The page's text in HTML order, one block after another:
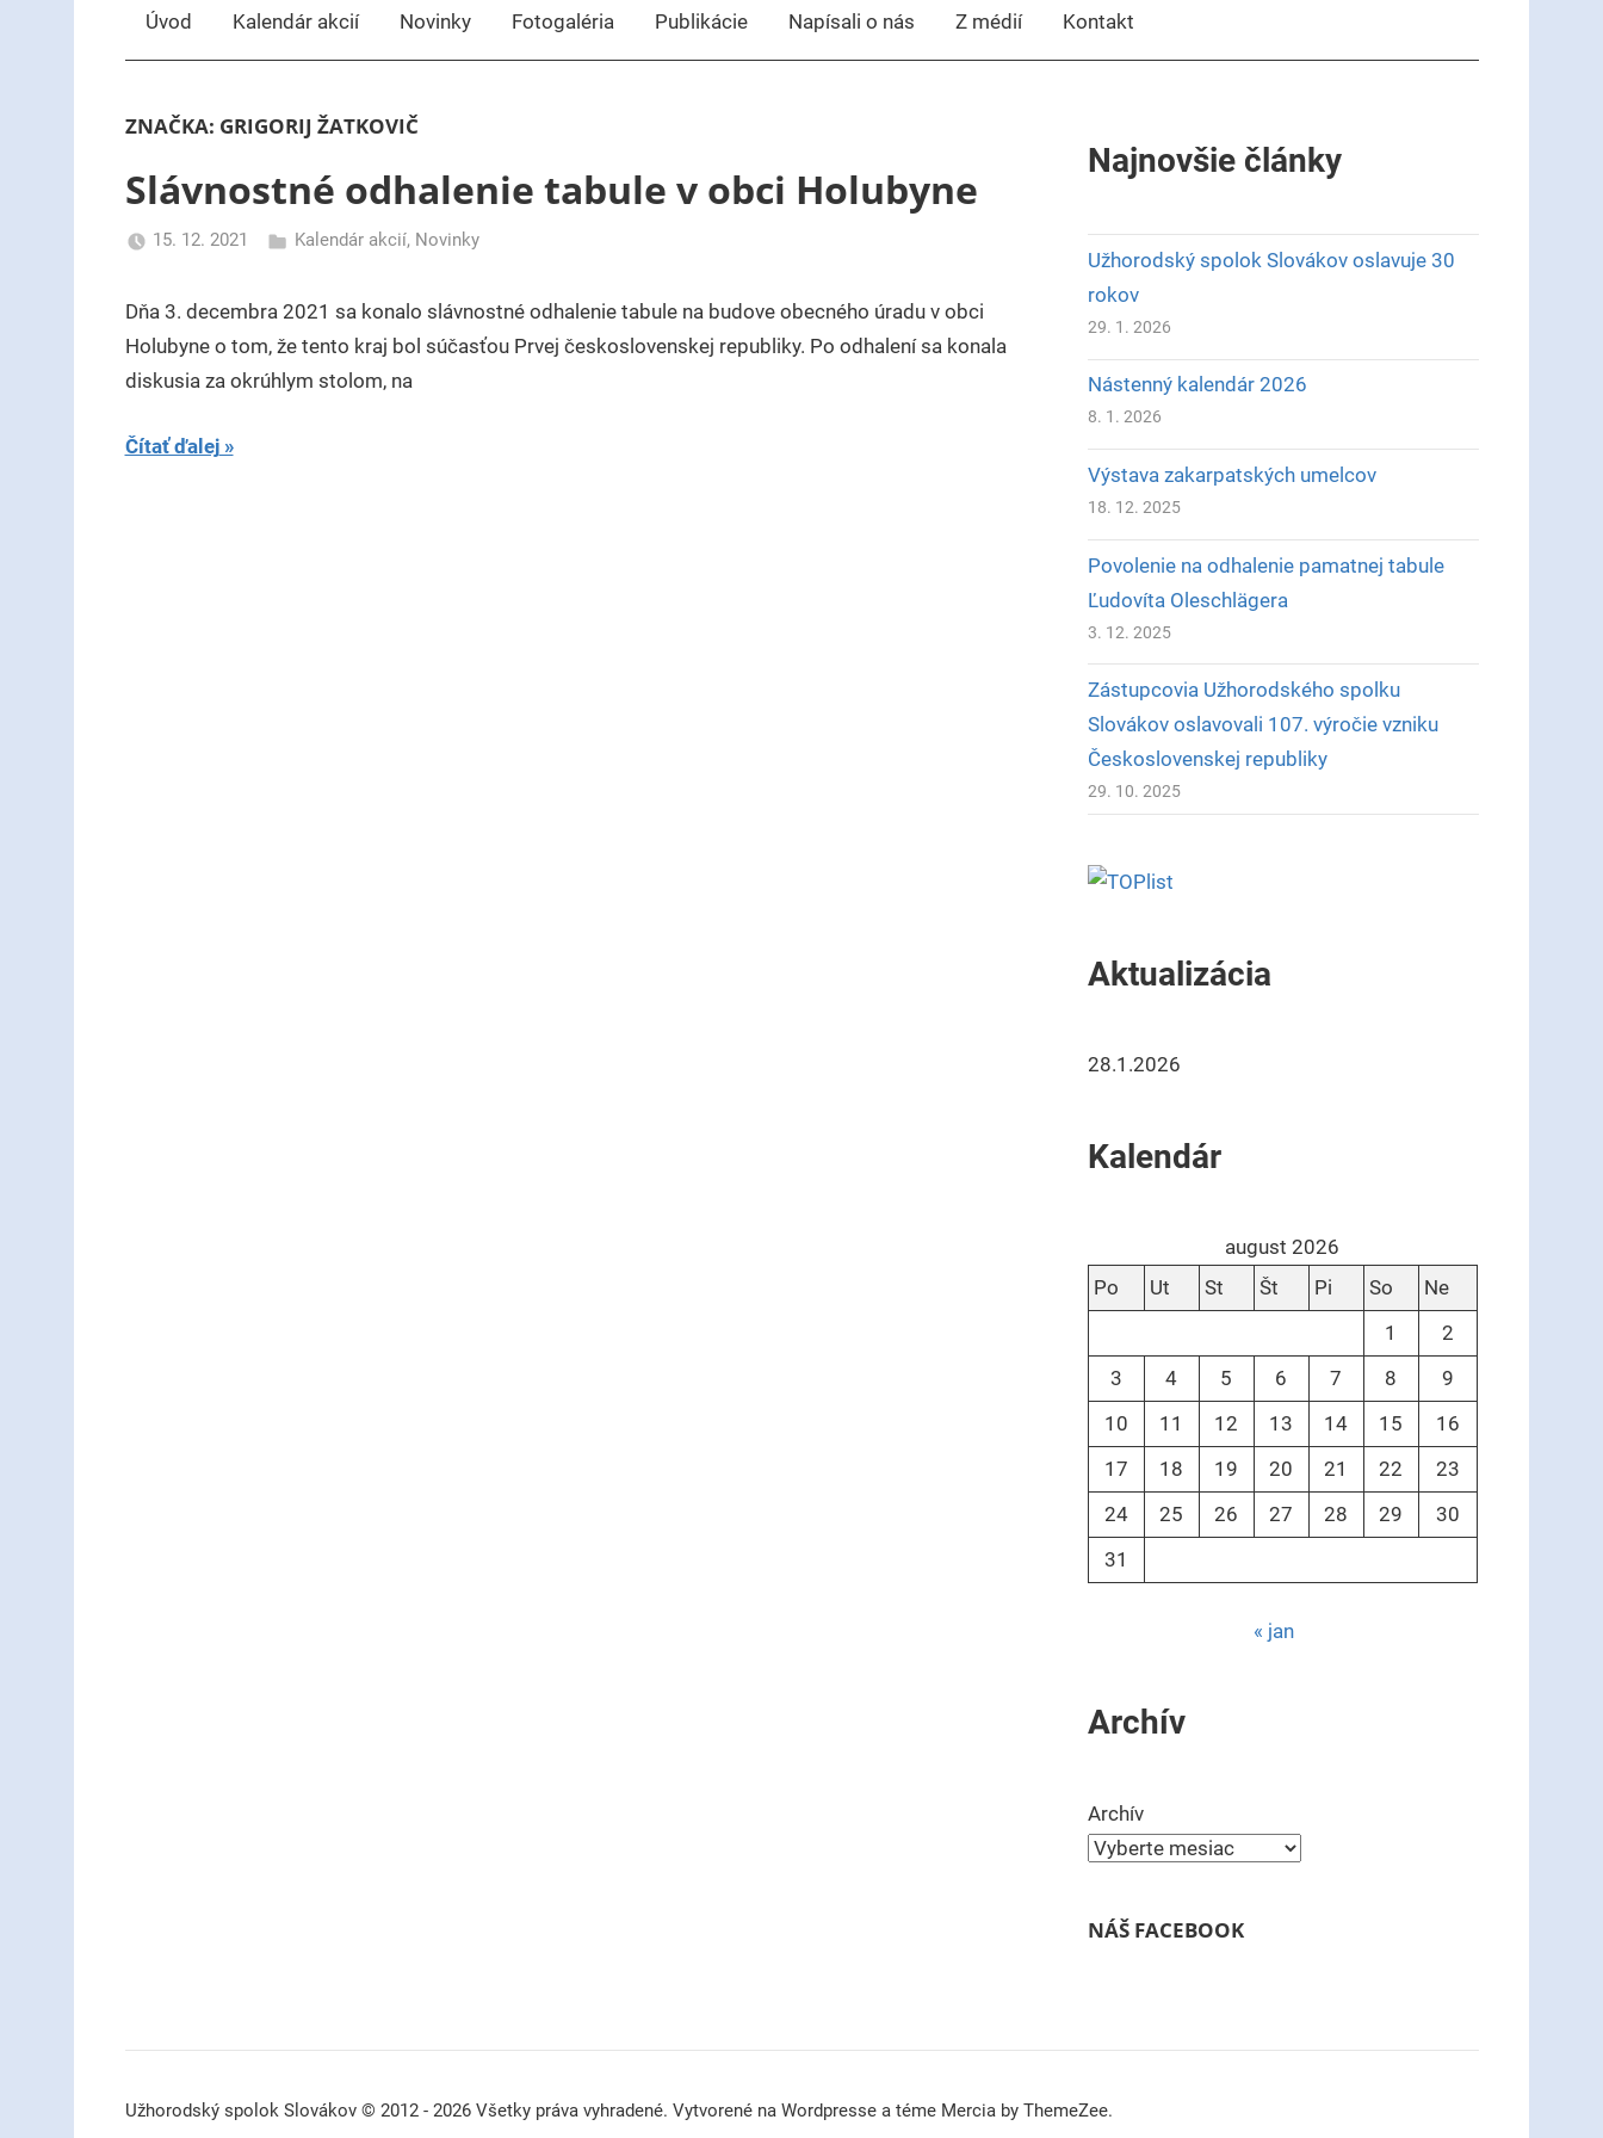
Úvod Kalendár akcií Novinky Fotogaléria Publikácie Napísali o nás Z médií Kontakt
ZNAČKA: GRIGORIJ ŽATKOVIČ
Slávnostné odhalenie tabule v obci Holubyne
15. 12. 2021
Kalendár akcií, Novinky
Dňa 3. decembra 2021 sa konalo slávnostné odhalenie tabule na budove obecného úradu v obci
Holubyne o tom, že tento kraj bol súčasťou Prvej československej republiky. Po odhalení sa konala
diskusia za okrúhlym stolom, na
Čítať ďalej
Najnovšie články
Užhorodský spolok Slovákov oslavuje 30
rokov
29. 1. 2026
Nástenný kalendár 2026
8. 1. 2026
Výstava zakarpatských umelcov
18. 12. 2025
Povolenie na odhalenie pamatnej tabule
Ľudovíta Oleschlägera
3. 12. 2025
Zástupcovia Užhorodského spolku
Slovákov oslavovali 107. výročie vzniku
Československej republiky
29. 10. 2025
Aktualizácia
28.1.2026
Kalendár
august 2026
Po
Ut St Št Pi So
Ne
1
2
3
4 5 6 7 8
9
10
11 12 13 14 15
16
17
18 19 20 21 22
23
24
25 26 27 28 29
30
31
« jan
Archív
Archív
NÁŠ FACEBOOK
Užhorodský spolok Slovákov © 2012 - 2026 Všetky práva vyhradené. Vytvorené na Wordpresse a téme Mercia by ThemeZee.